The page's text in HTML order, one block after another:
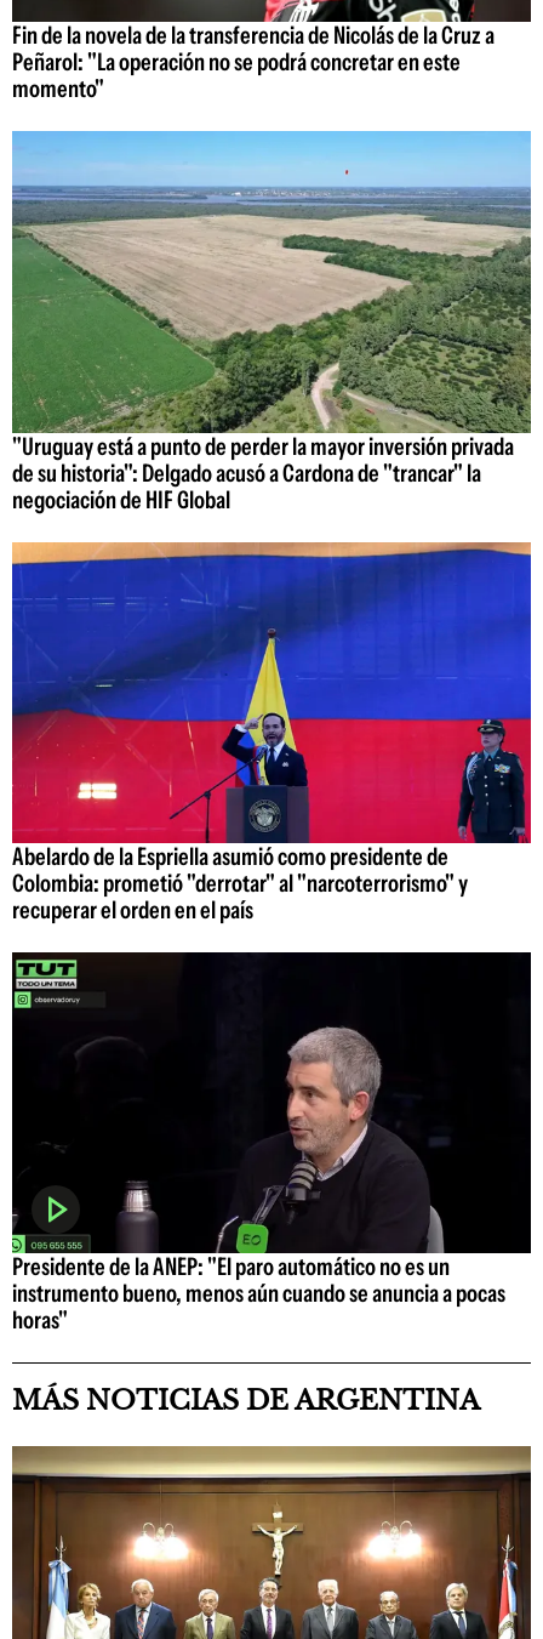
Fin de la novela de la transferencia de Nicolás de la Cruz a
Peñarol: "La operación no se podrá concretar en este
momento"
"Uruguay está a punto de perder la mayor inversión privada
de su historia": Delgado acusó a Cardona de "trancar" la
negociación de HIF Global
Abelardo de la Espriella asumió como presidente de
Colombia: prometió "derrotar" al "narcoterrorismo" y
recuperar el orden en el país
Presidente de la ANEP: "El paro automático no es un
instrumento bueno, menos aún cuando se anuncia a pocas
horas"
MÁS NOTICIAS DE ARGENTINA